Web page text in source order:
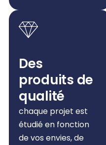
Des
produits de
qualité
chaque projet est
étudié en fonction
de vos envies, de